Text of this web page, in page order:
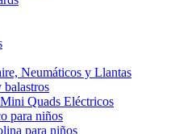
Neumáticos y Llantas
balastros
Mini Quads Eléctricos
para niños
para niños